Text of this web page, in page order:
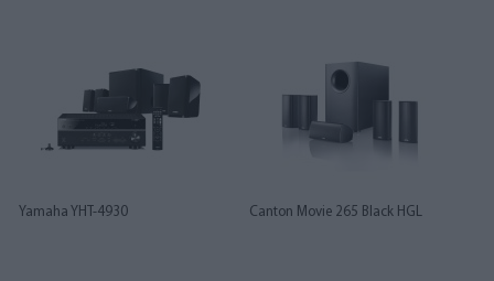
Yamaha YHT-4930 Canton Movie 265 Black HGL